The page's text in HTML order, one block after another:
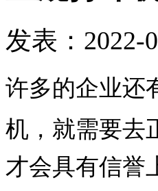
发表：2022-
许多的企业还
机，就需要去
才会具有信誉